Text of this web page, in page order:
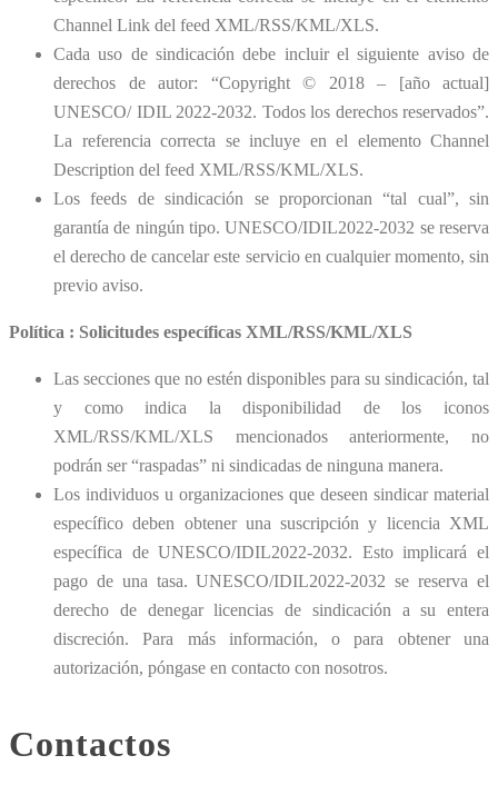
Channel Link del feed XML/RSS/KML/XLS.
Cada uso de sindicación debe incluir el siguiente aviso de
derechos de autor: “Copyright © 2018 – [año actual]
UNESCO/ IDIL 2022-2032. Todos los derechos reservados”.
La referencia correcta se incluye en el elemento Channel
Description del feed XML/RSS/KML/XLS.
Los feeds de sindicación se proporcionan “tal cual”, sin
garantía de ningún tipo. UNESCO/IDIL2022-2032 se reserva
el derecho de cancelar este servicio en cualquier momento, sin
previo aviso.
Política : Solicitudes específicas XML/RSS/KML/XLS
Las secciones que no estén disponibles para su sindicación, tal
y como indica la disponibilidad de los iconos
XML/RSS/KML/XLS mencionados anteriormente, no
podrán ser “raspadas” ni sindicadas de ninguna manera.
Los individuos u organizaciones que deseen sindicar material
específico deben obtener una suscripción y licencia XML
específica de UNESCO/IDIL2022-2032. Esto implicará el
pago de una tasa. UNESCO/IDIL2022-2032 se reserva el
derecho de denegar licencias de sindicación a su entera
discreción. Para más información, o para obtener una
autorización, póngase en contacto con nosotros.
Contactos